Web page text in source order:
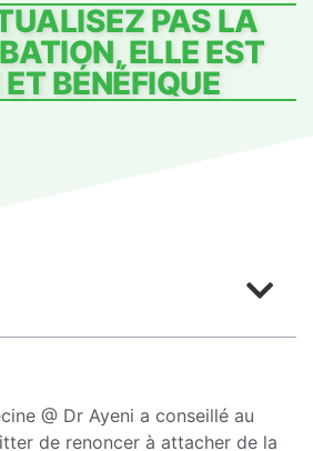
PAS LA
ELLE EST
BÉNÉFIQUE
@ Dr Ayeni a conseillé au
de renoncer à attacher de la